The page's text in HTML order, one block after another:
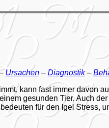
Ursachen – Diagnostik–
kann fast immer davon
gesunden Tier. Auch
für den Igel Stress,